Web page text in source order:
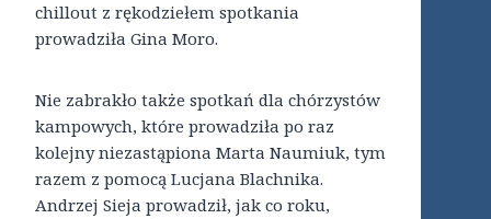
chillout z rękodziełem spotkania
prowadziła Gina Moro.
Nie zabrakło także spotkań dla chórzystów
kampowych, które prowadziła po raz
kolejny niezastąpiona Marta Naumiuk, tym
razem z pomocą Lucjana Blachnika.
Andrzej Sieja prowadził, jak co roku,